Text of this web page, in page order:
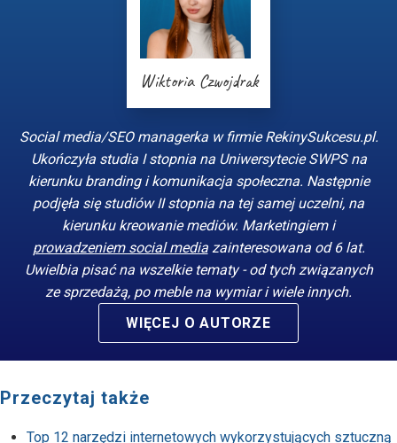
Wiktoria Czwojdrak
Social media/SEO managerka w firmie RekinySukcesu.pl.
Ukończyła studia I stopnia na Uniwersytecie SWPS na
kierunku branding i komunikacja społeczna. Następnie
podjęła się studiów II stopnia na tej samej uczelni, na
kierunku kreowanie mediów. Marketingiem i
prowadzeniem social mediazainteresowana od 6 lat.
Uwielbia pisać na wszelkie tematy - od tych związanych
ze sprzedażą, po meble na wymiar i wiele innych.
WIĘCEJ O AUTORZE
Przeczytaj także
Top 12 narzędzi internetowych wykorzystujących sztuczną